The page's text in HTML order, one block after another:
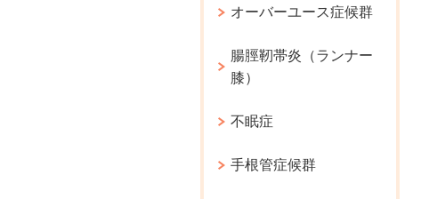
オーバーユース症候群
腸脛靭帯炎（ランナー
膝）
不眠症
手根管症候群